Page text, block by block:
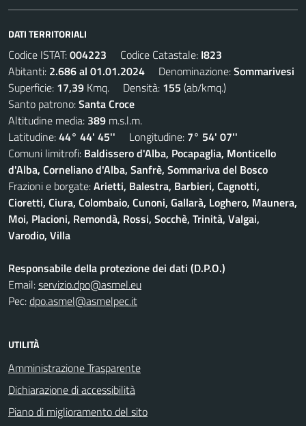
DATI TERRITORIALI
Codice ISTAT:004223 Codice Catastale: I823
Abitanti: 2.686 al 01.01.2024 Denominazione:Sommarivesi
Superficie: 17,39 Kmq. Densità: 155 (ab/kmq.)
Santo patrono:Santa Croce
Altitudine media: 389 m.s.l.m.
Latitudine:44° 44' 45'' Longitudine: 7° 54' 07''
Comuni limitrofi: Baldissero d'Alba, Pocapaglia, Monticello
d'Alba, Corneliano d'Alba, Sanfrè, Sommariva del Bosco
Frazioni e borgate:Arietti, Balestra, Barbieri, Cagnotti,
Cioretti, Ciura, Colombaio, Cunoni, Gallarà, Loghero, Maunera,
Moi, Placioni, Remondà, Rossi, Socchè, Trinità, Valgai,
Varodio, Villa
Responsabile della protezione dei dati (D.P.O.)
Email:servizio.dpo@asmel.eu
Pec:dpo.asmel@asmelpec.it
UTILITÀ
Amministrazione Trasparente
Dichiarazione di accessibilità
Piano di miglioramento del sito